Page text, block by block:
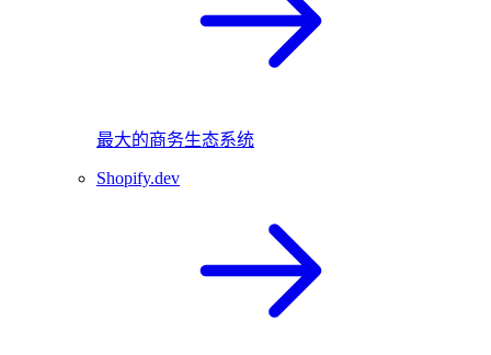
最大的商务生态系统
Shopify.dev